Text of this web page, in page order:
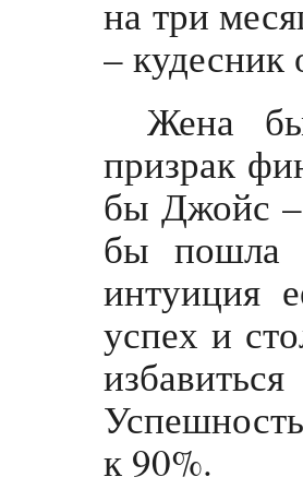
на три
– кудесник
Жена
призрак
бы Джойс –
бы пошла
интуиция
успех и
к 90%.